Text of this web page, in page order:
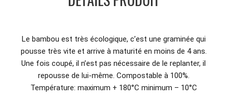
Le bambou est très écologique, c’est une graminée qui
pousse très vite et arrive à maturité en moins de 4 ans.
Une fois coupé, il n’est pas nécessaire de le replanter, il
repousse de lui-même. Compostable à 100%.
Température: maximum + 180°C minimum – 10°C